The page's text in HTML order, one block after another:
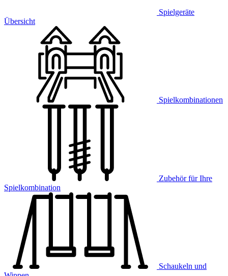
Spielgeräte
Übersicht
Spielkombinationen
Zubehör für Ihre
Spielkombination
Schaukeln und